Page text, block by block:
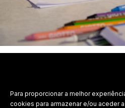
Para proporcionar a melhor
cookies para armazenar e/ou aceder
Labdesign, Lda.